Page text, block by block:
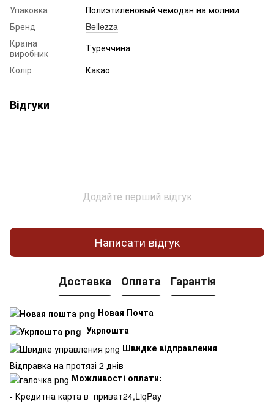
Упаковка
Полиэтиленовый чемодан на молнии
Бренд
Bellezza
Країна
виробник
Туреччина
Колір
Какао
Відгуки
Додайте перший відгук
Написати відгук
Доставка Оплата Гарантія
Новая Почта
Укрпошта
Швидке відправлення
Відправка на протязі 2 днів
Можливості оплати:
- Кредитна карта в приват24,LiqPay